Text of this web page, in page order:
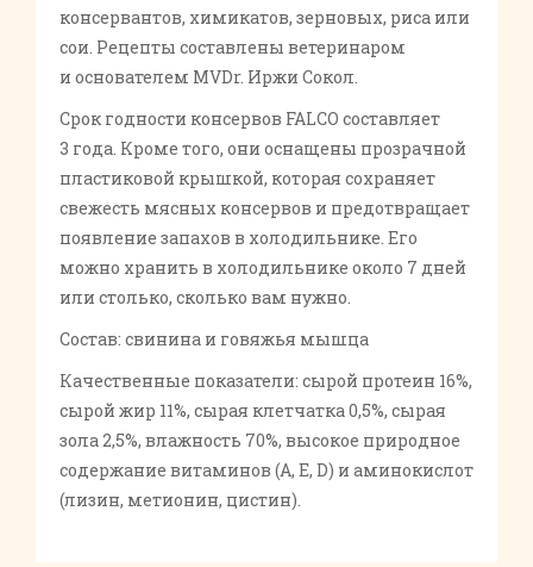
консервантов, химикатов, зерновых, риса или
сои. Рецепты составлены ветеринаром
и основателем MVDr. Иржи Сокол.
Срок годности консервов FALCO составляет
3 года. Кроме того, они оснащены прозрачной
пластиковой крышкой, которая сохраняет
свежесть мясных консервов и предотвращает
появление запахов в холодильнике. Его
можно хранить в холодильнике около 7 дней
или столько, сколько вам нужно.
Состав: свинина и говяжья мышца
Качественные показатели: сырой протеин 16%,
сырой жир 11%, сырая клетчатка 0,5%, сырая
зола 2,5%, влажность 70%, высокое природное
содержание витаминов (А, Е, D) и аминокислот
(лизин, метионин, цистин).